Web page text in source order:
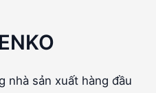
nhà sản xuất hàng đầu